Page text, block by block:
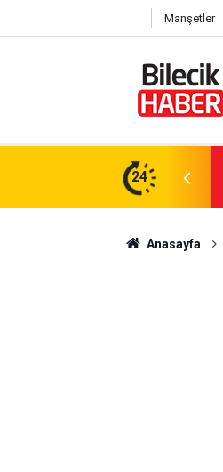
Manşetler
24
Anasayfa